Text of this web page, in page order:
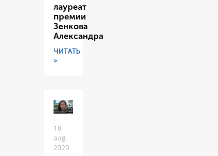
лауреат
премии
Зенкова
Александра
ЧИТАТЬ
>
18
aug.
2020